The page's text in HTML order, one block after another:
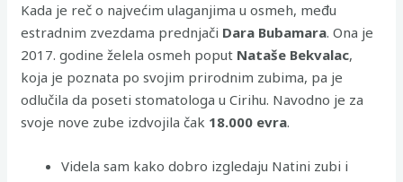
Kada je reč o najvećim ulaganjima u osmeh, među
estradnim zvezdama prednjači Dara Bubamara. Ona je
2017. godine želela osmeh poput Nataše Bekvalac,
koja je poznata po svojim prirodnim zubima, pa je
odlučila da poseti stomatologa u Cirihu. Navodno je za
svoje nove zube izdvojila čak 18.000 evra.
Videla sam kako dobro izgledaju Natini zubi i